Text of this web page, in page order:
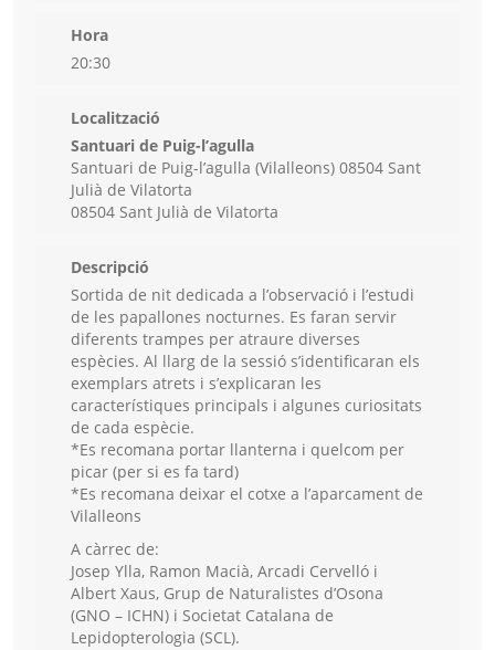
Hora
20:30
Localització
Santuari de Puig-l’agulla
Santuari de Puig-l’agulla (Vilalleons) 08504 Sant
Julià de Vilatorta
08504 Sant Julià de Vilatorta
Descripció
Sortida de nit dedicada a l’observació i l’estudi
de les papallones nocturnes. Es faran servir
diferents trampes per atraure diverses
espècies. Al llarg de la sessió s’identificaran els
exemplars atrets i s’explicaran les
característiques principals i algunes curiositats
de cada espècie.
*Es recomana portar llanterna i quelcom per
picar (per si es fa tard)
*Es recomana deixar el cotxe a l’aparcament de
Vilalleons
A càrrec de:
Josep Ylla, Ramon Macià, Arcadi Cervelló i
Albert Xaus, Grup de Naturalistes d’Osona
(GNO – ICHN) i Societat Catalana de
Lepidopterologia (SCL).